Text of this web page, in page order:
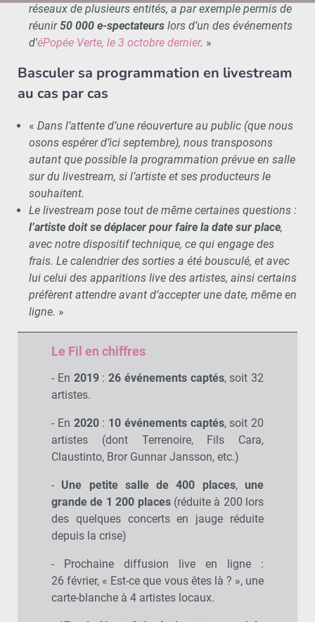
réseaux de plusieurs entités, a par exemple permis de
réunir50 000 e-spectateurslors d’un des événements
d'éPopée Verte, le 3 octobre dernier. »
Basculer sa programmation en livestream
au cas par cas
« Dans l’attente d’une réouverture au public (que nous
osons espérer d’ici septembre), nous transposons
autant que possible la programmation prévue en salle
sur du livestream, si l’artiste et ses producteurs le
souhaitent.
Le livestream pose tout de même certaines questions :
l’artiste doit se déplacer pour faire la date sur place,
avec notre dispositif technique, ce qui engage des
frais. Le calendrier des sorties a été bousculé, et avec
lui celui des apparitions live des artistes, ainsi certains
préfèrent attendre avant d’accepter une date, même en
ligne. »
Le Fil en chiffres
- En 2019: 26 événements captés, soit 32
artistes.
- En 2020: 10 événements captés, soit 20
artistes (dont Terrenoire, Fils Cara,
Claustinto, Bror Gunnar Jansson, etc.)
- Une petite salle de 400 places,une
grande de 1 200 places(réduite à 200 lors
des quelques concerts en jauge réduite
depuis la crise)
- Prochaine diffusion live en ligne :
26 février, « Est-ce que vous êtes là ? », une
carte-blanche à 4 artistes locaux.